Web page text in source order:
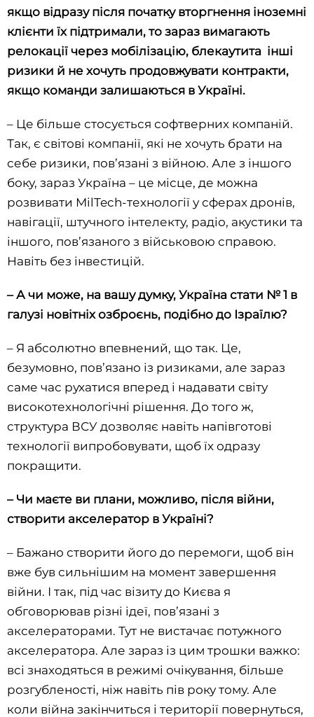
якщо відразу після початку вторгнення іноземні
клієнти їх підтримали, то зараз вимагають
релокації через мобілізацію, блекаутита інші
ризики й не хочуть продовжувати контракти,
якщо команди залишаються в Україні.
– Це більше стосується софтверних компаній.
Так, є світові компанії, які не хочуть брати на
себе ризики, пов’язані з війною. Але з іншого
боку, зараз Україна – це місце, де можна
розвивати MilTech-технології у сферах дронів,
навігації, штучного інтелекту, радіо, акустики та
іншого, пов’язаного з військовою справою.
Навіть без інвестицій.
– А чи може, на вашу думку, Україна стати № 1 в
галузі новітніх озброєнь, подібно до Ізраїлю?
– Я абсолютно впевнений, що так. Це,
безумовно, пов’язано із ризиками, але зараз
саме час рухатися вперед і надавати світу
високотехнологічні рішення. До того ж,
структура ВСУ дозволяє навіть напівготові
технології випробовувати, щоб їх одразу
покращити.
– Чи маєте ви плани, можливо, після війни,
створити акселератор в Україні?
– Бажано створити його до перемоги, щоб він
вже був сильнішим на момент завершення
війни. І так, під час візиту до Києва я
обговорював різні ідеї, пов’язані з
акселераторами. Тут не вистачає потужного
акселератора. Але зараз із цим трошки важко:
всі знаходяться в режимі очікування, більше
розгубленості, ніж навіть пів року тому. Але
коли війна закінчиться і території повернуться,